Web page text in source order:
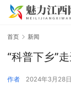
首页 新闻
“科普下乡”
作者 2024年3月28